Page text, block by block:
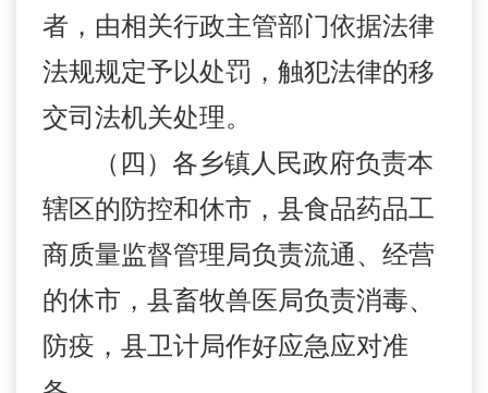
者，由相关行政主管部门依据法律
法规规定予以处罚，触犯法律的移
交司法机关处理。
（四）各乡镇人民政府负责本
辖区的防控和休市， 县食品药品工
商质量监督管理局负责流通、经营
的休市， 县畜牧兽医局负责消毒、
防疫， 县卫计局作好应急应对准